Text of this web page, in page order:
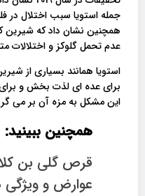
جمله استویا سبب اختلال در
همچنین نشان داد که
عدم تحمل گلوکز و اختلالات
استویا همانند بسیاری از
برای عده ای لذت بخش و برای
این مشکل به مزه آن بر می
همچنین ببینید:
قرص گلی بن
عوارض و